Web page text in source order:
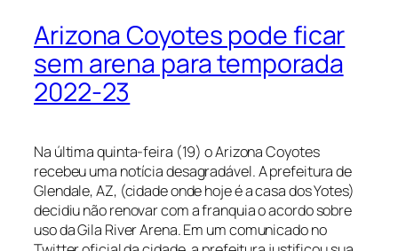
Arizona Coyotes pode ficar
sem arena para temporada
2022-23
Na última quinta-feira (19) o Arizona Coyotes
recebeu uma notícia desagradável. A prefeitura de
Glendale, AZ, (cidade onde hoje é a casa dos Yotes)
decidiu não renovar com a franquia o acordo sobre
uso da Gila River Arena. Em um comunicado no